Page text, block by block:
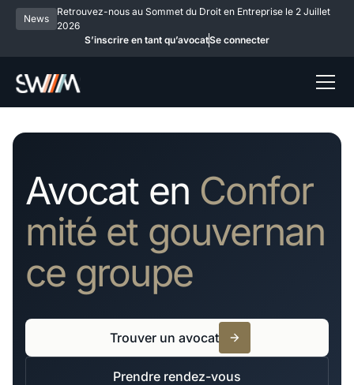
News
Retrouvez-nous au Sommet du Droit en Entreprise le 2 Juillet
2026
S’inscrire en tant qu’avocatSe connecter
Avocat en Confor
mité et gouvernan
ce groupe
Trouver un avocat
Prendre rendez-vous